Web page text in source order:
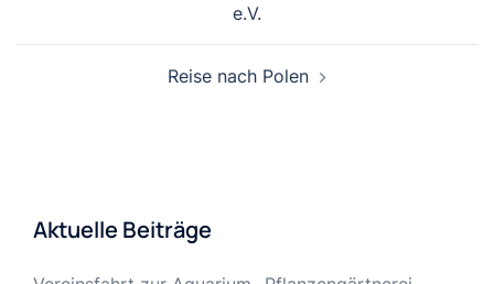
e.V.
Reise nach Polen
Aktuelle Beiträge